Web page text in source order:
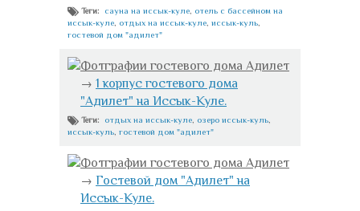
Теги: сауна на иссык-куле отель с бассейном на
иссык-куле отдых на иссык-куле иссык-куль
гостевой дом "адилет"
Фотграфии гостевого дома Адилет
→ 1 корпус гостевого дома
"Адилет" на Иссык-Куле.
Теги: отдых на иссык-куле озеро иссык-куль
иссык-куль гостевой дом "адилет"
Фотграфии гостевого дома Адилет
→ Гостевой дом "Адилет" на
Иссык-Куле.